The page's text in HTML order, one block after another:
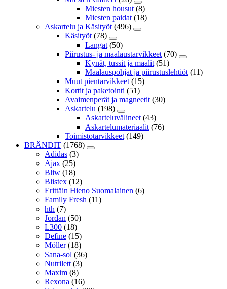
Miesten housut (8)
Miesten paidat (18)
Askartelu ja Käsityöt (496)
Käsityöt (78)
Langat (50)
Piirustus- ja maalaustarvikkeet (70)
Kynät, tussit ja maalit (51)
Maalauspohjat ja piirustuslehtiöt (11)
Muut pientarvikkeet (15)
Kortit ja paketointi (51)
Avaimenperät ja magneetit (30)
Askartelu (198)
Askarteluvälineet (43)
Askartelumateriaalit (76)
Toimistotarvikkeet (149)
BRÄNDIT (1768)
Adidas (3)
Ajax (25)
Bliw (18)
Blistex (12)
Erittäin Hieno Suomalainen (6)
Family Fresh (11)
hth (7)
Jordan (50)
L300 (18)
Define (15)
Möller (18)
Sana-sol (36)
Nutrilett (3)
Maxim (8)
Rexona (16)